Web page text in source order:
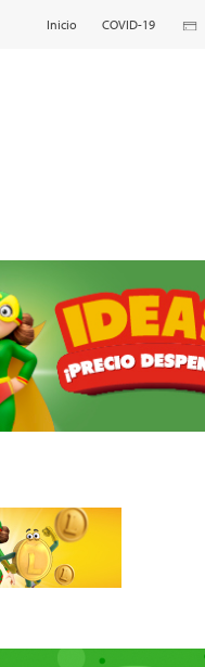
Inicio COVID-19